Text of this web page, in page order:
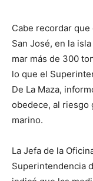
Cabe recordar
San José, en la
mar más de 300
lo que el
De La Maza,
obedece, al riesgo
marino.
La Jefa de la
Superintendencia